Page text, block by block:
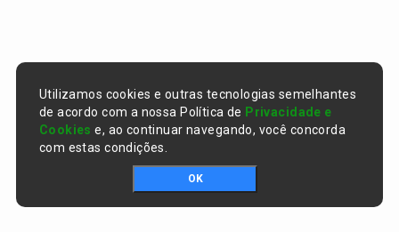
Utilizamos cookies e outras tecnologias semelhantes
de acordo com a nossa Política de Privacidade e
Cookies e, ao continuar navegando, você concorda
com estas condições.
OK